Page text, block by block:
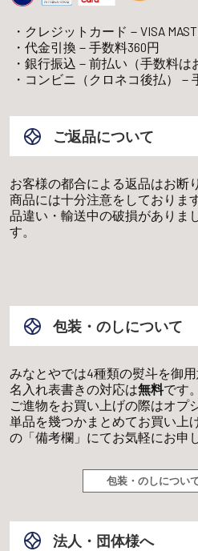
クレジットカード－VISA
代金引換－手数料360円
銀行振込－前払い（手数料は
コンビニ（クロネコ後払）－
ご返品について
お客様の都合による返品はお断
商品には十分注意をしておりま
品違い・輸送中の破損がありま
す。
包装・のしについて
みなとやでは4種類の熨斗を御
名入れ表書きの対応は無料です。
ご進物をお買い上げの際はオプ
単品を幾つかまとめてお買い上
の「備考欄」にてお気軽にお申
包装・のしについ
法人・団体様へ